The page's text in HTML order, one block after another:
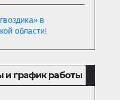
в
области!
и график работы